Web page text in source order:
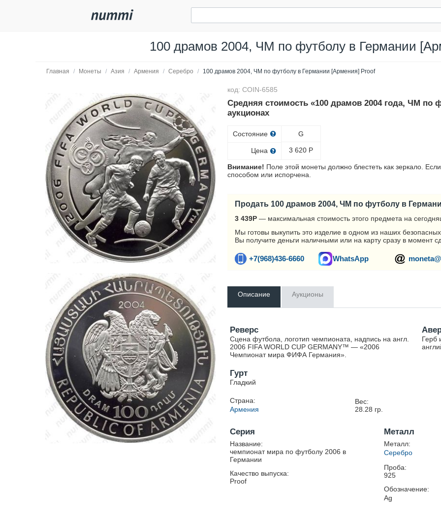
100 драмов 2004, ЧМ по футболу в Германии
Главная / Монеты / Азия / Армения / Серебро / 100 драмов 2004, ЧМ по футболу в Германии [Армения] Proof
код: COIN-6585
Средняя стоимость «100 драмов 2004 года, ЧМ
аукционах
Состояние
Цена
G
3 620 Р
Внимание! Поле этой монеты должно блестеть как зеркало.
способом или испорчена.
Продать 100 драмов 2004, ЧМ по футболу в
3 439Р — максимальная стоимость этого предмета на
Мы готовы выкупить это изделие в одном из наших
Вы получите деньги наличными или на карту сразу в момент
+7(968)436-6660 WhatsApp
Описание Аукционы
Реверс
Сцена футбола, логотип чемпионата, надпись на англ.
2006 FIFA WORLD CUP GERMANY™ — «2006
Чемпионат мира ФИФА Германия».
Герб
Гурт
Гладкий
Страна:
Армения
Вес:
28.28 гр.
Серия
Название:
чемпионат мира по футболу 2006 в
Германии
Качество выпуска:
Proof
Металл
Металл:
Серебро
Проба:
925
Обозначение:
Ag